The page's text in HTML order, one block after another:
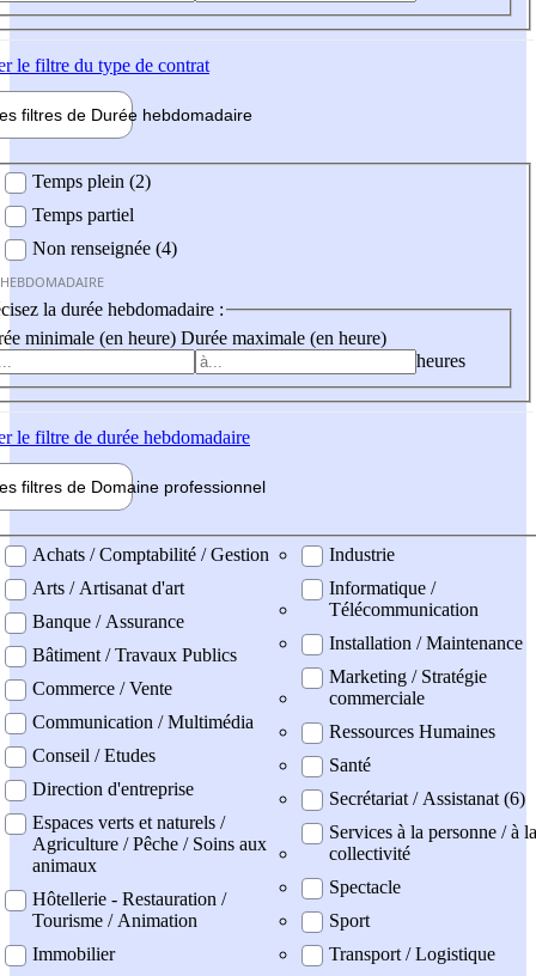
le filtre du type de contrat
filtres de Durée hebdomadaire
Temps plein (2)
Temps partiel
Non renseignée (4)
la durée hebdomadaire :
minimale (en heure) Durée maximale (en heure)
heures
le filtre de durée hebdomadaire
filtres de Domaine professionnel
professionel
Achats / Comptabilité / Gestion
Arts / Artisanat d'art
Banque / Assurance
Bâtiment / Travaux Publics
Commerce / Vente
Communication / Multimédia
Conseil / Etudes
Direction d'entreprise
Espaces verts et naturels /
Agriculture / Pêche / Soins aux
animaux
Hôtellerie - Restauration /
Tourisme / Animation
Immobilier
Industrie
Informatique /
Télécommunication
Installation / Maintenance
Marketing / Stratégie
commerciale
Ressources Humaines
Santé
Secrétariat / Assistanat (6)
Services à la personne / à la
collectivité
Spectacle
Sport
Transport / Logistique